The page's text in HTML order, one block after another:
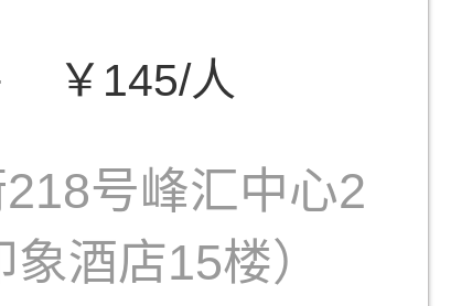
￥145/人
号峰汇中心2
酒店15楼）